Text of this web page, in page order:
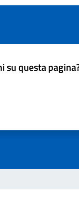
su questa